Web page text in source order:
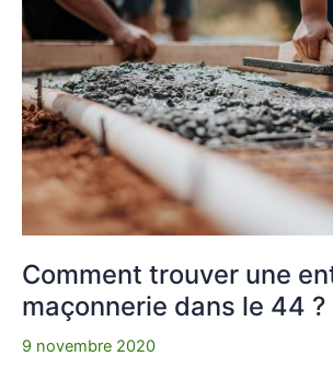
Comment trouver une
maçonnerie dans le 44 ?
9 novembre 2020
entreprise
maçonnerie
dans
le
44 ?